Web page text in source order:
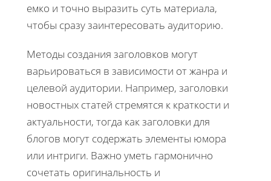
емко и точно выразить суть материала,
чтобы сразу заинтересовать аудиторию.
Методы создания заголовков могут
варьироваться в зависимости от жанра и
целевой аудитории. Например, заголовки
новостных статей стремятся к краткости и
актуальности, тогда как заголовки для
блогов могут содержать элементы юмора
или интриги. Важно уметь гармонично
сочетать оригинальность и